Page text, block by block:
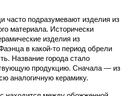
часто подразумевают изделия из
материала. Исторически
изделия из
в какой-то период обрели
Название города стало
продукцию. Сначала — из
аналогичную керамику.